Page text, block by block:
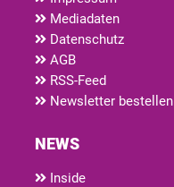
Mediadaten
Datenschutz
AGB
RSS-Feed
Newsletter bestellen
NEWS
Inside